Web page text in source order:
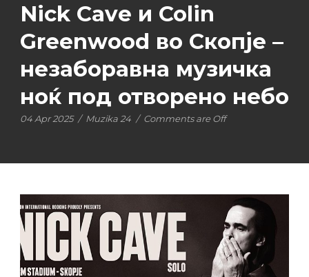
Nick Cave и Colin
Greenwood во Скопје –
незаборавна музичка
ноќ под отворено небо
04 Apr 2025 / Muzika 24 / Comments are Off